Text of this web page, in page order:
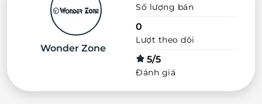
Wonder Zone
Số lượng bán
0
Lượt theo dõi
5/5
Đánh giá